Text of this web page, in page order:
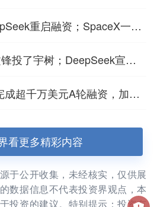
重启融资；SpaceX一夜
投了宇树；DeepSeek宣布
超千万美元A轮融资，加速
看更多精彩内容
于公开收集，未经核实，仅供展
数据信息不代表投资界观点，本
投资的建议。特别提示：投资有